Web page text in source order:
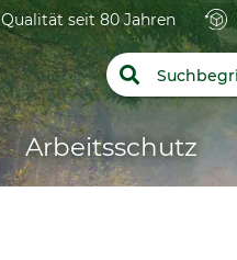
Qualität seit 80 Jahren
Arbeitsschutz